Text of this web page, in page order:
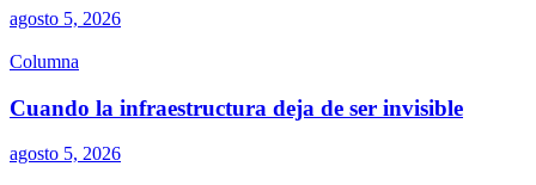
agosto 5, 2026
Columna
Cuando la infraestructura deja de ser invisible
agosto 5, 2026